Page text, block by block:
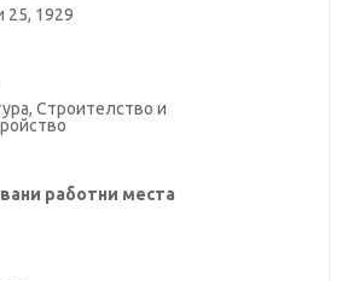
25, 1929
Строителство и
работни места